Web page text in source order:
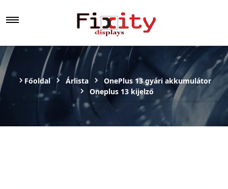
Főoldal Árlista
OnePlus 13 gyári akkumulátor
Oneplus 13 kijelző